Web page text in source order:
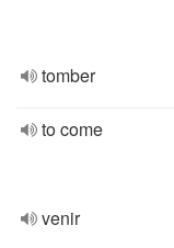
tomber
to come
venir